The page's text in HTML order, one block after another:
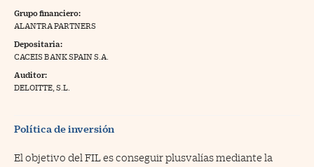
a Cinco Días
Grupo financiero:
ALANTRA PARTNERS
Depositaria:
CACEIS BANK SPAIN S.A.
Auditor:
DELOITTE, S.L.
Política de inversión
El objetivo del FIL es conseguir plusvalías mediante la